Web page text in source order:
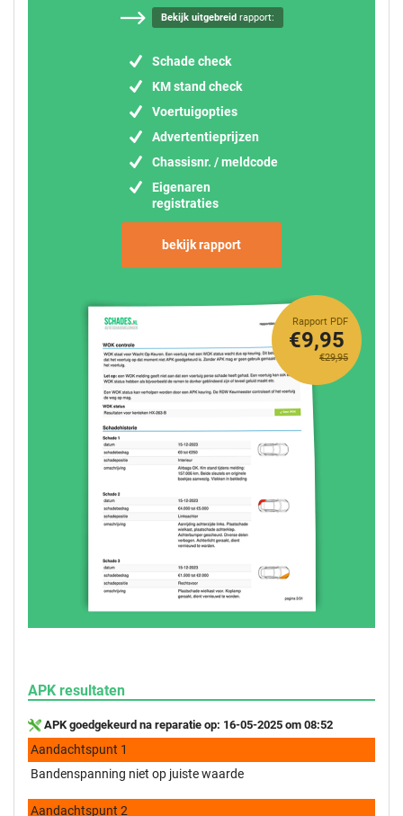
Bekijk uitgebreidrapport:
Schade check
KM stand check
Voertuigopties
Advertentieprijzen
Chassisnr. / meldcode
Eigenaren
registraties
bekijk rapport
Rapport PDF
€29,95
€9,95
APK resultaten
APK goedgekeurd na reparatie op: 16-05-2025 om 08:52
Aandachtspunt 1
Bandenspanning niet op juiste waarde
Aandachtspunt 2